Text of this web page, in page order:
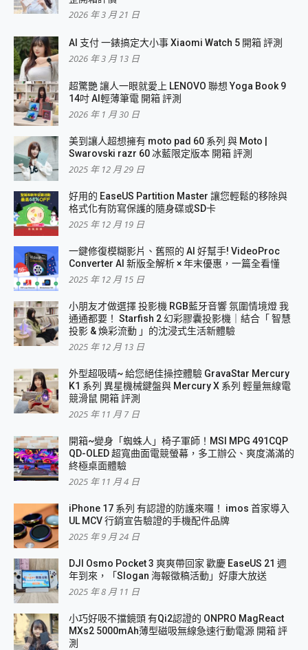
2026 年 3 月 21 日
AI 支付 一錶搞定大小事 Xiaomi Watch 5 開箱 評測
2026 年 3 月 13 日
超驚艷 讓人一眼就愛上 LENOVO 聯想 Yoga Book 9
14吋 AI輕薄筆電 開箱 評測
2026 年 1 月 30 日
美到讓人超想擁有 moto pad 60 系列 與 Moto |
Swarovski razr 60 冰藍限定版本 開箱 評測
2025 年 12 月 29 日
好用的 EaseUS Partition Master 讓您輕鬆的移除與
格式化有防寫保護的隨身碟或SD卡
2025 年 12 月 19 日
一鍵修復模糊影片、舊照的 AI 好幫手! VideoProc
Converter AI 新版全解析 × 年末優惠，一篇全看懂
2025 年 12 月 15 日
小朋友才做選擇 投影機 RGB藍牙音響 氛圍情境燈 我
通通都要！ Starfish 2 幻彩膠囊投影機｜結合「 智慧
投影 & 煥彩流動 」的沈浸式生活新體驗
2025 年 12 月 13 日
外型超吸晴~ 給您絕佳操控體驗 GravaStar Mercury
K1 系列 異星機械鍵盤與 Mercury X 系列 輕量無線電
競滑鼠 開箱 評測
2025 年 11 月 7 日
開箱~變身「蜘蛛人」椅子軍師！MSI MPG 491CQP
QD-OLED 超寬曲面電競螢幕，多工辦公、爽度滿滿的
終極桌面體驗
2025 年 11 月 4 日
iPhone 17 系列 有認證的防護來囉！ imos 首家導入
UL MCV 行銷宣告驗證的手機配件品牌
2025 年 9 月 24 日
DJI Osmo Pocket 3 爽爽帶回家 歡慶 EaseUS 21 週
年到來，「Slogan 海報徵稿活動」好康大放送
2025 年 8 月 11 日
小巧好吸不擋鏡頭 有Qi2認證的 ONPRO MagReact
MXs2 5000mAh薄型磁吸無線急速行動電源 開箱 評
測